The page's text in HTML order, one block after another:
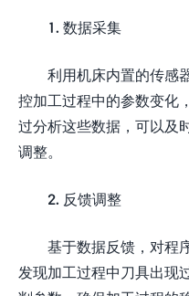
1. 数据采集
利用机床内置的传感
控加工过程中的参数变化
过分析这些数据，可以及
调整。
2. 反馈调整
基于数据反馈，对程
发现加工过程中刀具出现